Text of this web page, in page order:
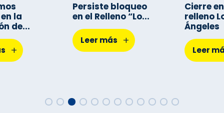
la
de...
+
Persiste bloqueo
en el Relleno “Lo...
Leer más +
Cierre
relleno
Ángeles
Leer